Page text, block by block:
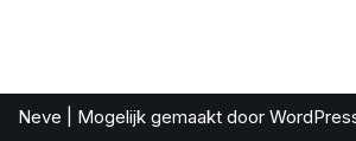
Neve | Mogelijk gemaakt door